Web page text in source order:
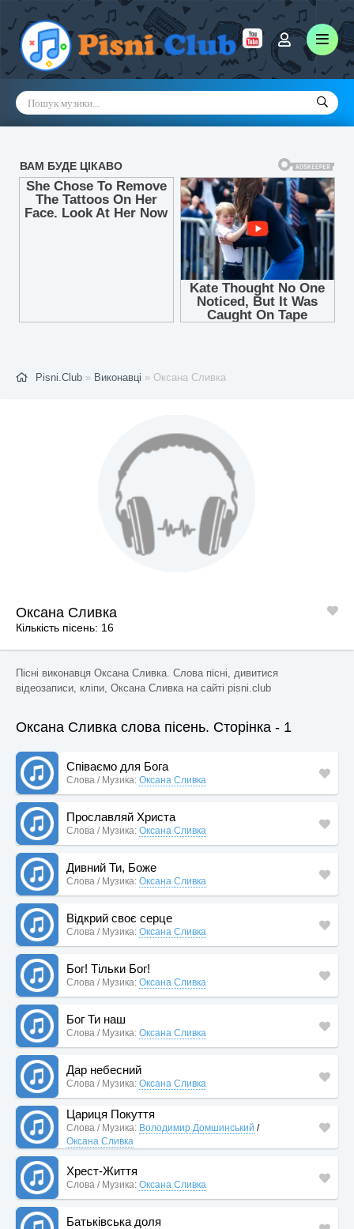
Pisni.Club » Виконавці » Оксана Сливка
Оксана Сливка
Кількість пісень: 16
Пісні виконавця Оксана Сливка. Слова пісні, дивитися
відеозаписи, кліпи, Оксана Сливка на сайті pisni.club
Оксана Сливка слова пісень. Сторінка - 1
Співаємо для Бога
Слова / Музика: Оксана Сливка
Прославляй Христа
Слова / Музика: Оксана Сливка
Дивний Ти, Боже
Слова / Музика: Оксана Сливка
Відкрий своє серце
Слова / Музика: Оксана Сливка
Бог! Тільки Бог!
Слова / Музика: Оксана Сливка
Бог Ти наш
Слова / Музика: Оксана Сливка
Дар небесний
Слова / Музика: Оксана Сливка
Цариця Покуття
Слова / Музика: Володимир Домшинський /
Оксана Сливка
Хрест-Життя
Слова / Музика: Оксана Сливка
Батьківська доля